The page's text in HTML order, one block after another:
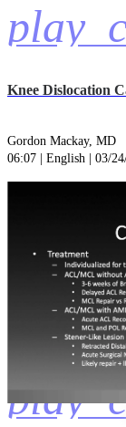
Knee Dislocation
Gordon Mackay, MD
06:07 | English | 03/